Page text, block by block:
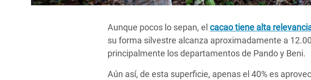
Crisis en Yemen
Aunque pocos lo sepan, el cacao tiene alta
su forma silvestre alcanza aproximadamente a
principalmente los departamentos de Pando y Beni.
Aún así, de esta superficie, apenas el 40% es